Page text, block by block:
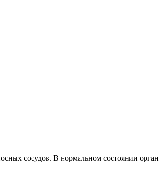
сосудов. В нормальном состоянии